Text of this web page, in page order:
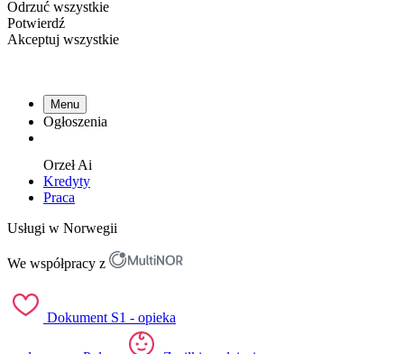
Odrzuć wszystkie
Potwierdź
Akceptuj wszystkie
Menu
Ogłoszenia
OrzełAi
Kredyty
Praca
Usługi w Norwegii
We współpracy z
Dokument S1 - opieka